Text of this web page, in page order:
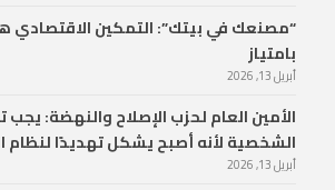
“مصنعك في بيتك”: التمكين الاقتصادي
بامتياز
أبريل 13, 2026
الأمين العام لحزب الإصلاح والنهضة: يجب
الشخصية لأنه أصبح يشكل تهديدًا لنظام
أبريل 13, 2026